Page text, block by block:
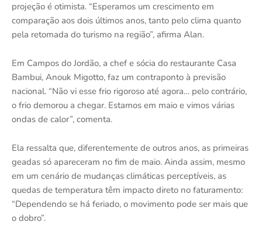
projeção é otimista. “Esperamos um crescimento em
comparação aos dois últimos anos, tanto pelo clima quanto
pela retomada do turismo na região”, afirma Alan.
Em Campos do Jordão, a chef e sócia do restaurante Casa
Bambui, Anouk Migotto, faz um contraponto à previsão
nacional. “Não vi esse frio rigoroso até agora… pelo contrário,
o frio demorou a chegar. Estamos em maio e vimos várias
ondas de calor”, comenta.
Ela ressalta que, diferentemente de outros anos, as primeiras
geadas só apareceram no fim de maio. Ainda assim, mesmo
em um cenário de mudanças climáticas perceptíveis, as
quedas de temperatura têm impacto direto no faturamento:
“Dependendo se há feriado, o movimento pode ser mais que
o dobro”.